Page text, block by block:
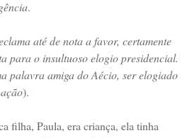
.
até de nota a favor, certamente
para o insultuoso elogio presidencial.
palavra amiga do Aécio, ser elogiado
).
filha, Paula, era criança, ela tinha